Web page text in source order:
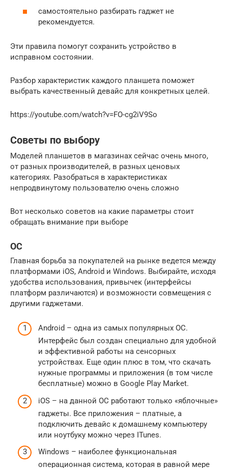
самостоятельно разбирать гаджет не
рекомендуется.
Эти правила помогут сохранить устройство в
исправном состоянии.
Разбор характеристик каждого планшета поможет
выбрать качественный девайс для конкретных целей.
https://youtube.com/watch?v=FO-cg2iV9So
Советы по выбору
Моделей планшетов в магазинах сейчас очень много,
от разных производителей, в разных ценовых
категориях. Разобраться в характеристиках
непродвинутому пользователю очень сложно
Вот несколько советов на какие параметры стоит
обращать внимание при выборе
ОС
Главная борьба за покупателей на рынке ведется между
платформами iOS, Android и Windows. Выбирайте, исходя
удобства использования, привычек (интерфейсы
платформ различаются) и возможности совмещения с
другими гаджетами.
Android – одна из самых популярных ОС.
Интерфейс был создан специально для удобной
и эффективной работы на сенсорных
устройствах. Еще один плюс в том, что скачать
нужные программы и приложения (в том числе
бесплатные) можно в Google Play Market.
iOS – на данной ОС работают только «яблочные»
гаджеты. Все приложения – платные, а
подключить девайс к домашнему компьютеру
или ноутбуку можно через ITunes.
Windows – наиболее функциональная
операционная система, которая в равной мере